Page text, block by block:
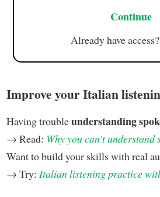
Continue
Already have access?
Improve your Italian
Having troubleunderstanding
→ Read: Why you can't understand
Want to build your skills with real
→ Try: Italian listening practice